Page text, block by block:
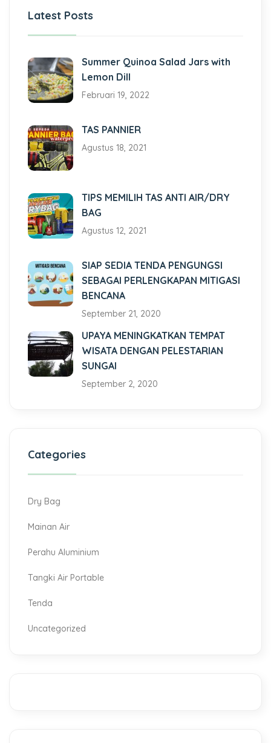
Latest Posts
Summer Quinoa Salad Jars with
Lemon Dill
Februari 19, 2022
TAS PANNIER
Agustus 18, 2021
TIPS MEMILIH TAS ANTI AIR/DRY
BAG
Agustus 12, 2021
SIAP SEDIA TENDA PENGUNGSI
SEBAGAI PERLENGKAPAN MITIGASI
BENCANA
September 21, 2020
UPAYA MENINGKATKAN TEMPAT
WISATA DENGAN PELESTARIAN
SUNGAI
September 2, 2020
Categories
Dry Bag
Mainan Air
Perahu Aluminium
Tangki Air Portable
Tenda
Uncategorized